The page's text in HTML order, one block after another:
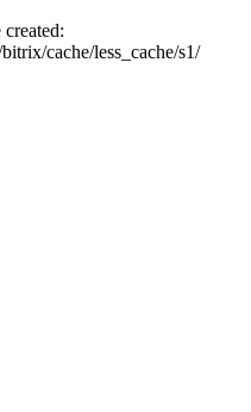
cache/less_cache/s1/